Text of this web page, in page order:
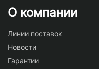
О компании
Линии поставок
Новости
Гарантии